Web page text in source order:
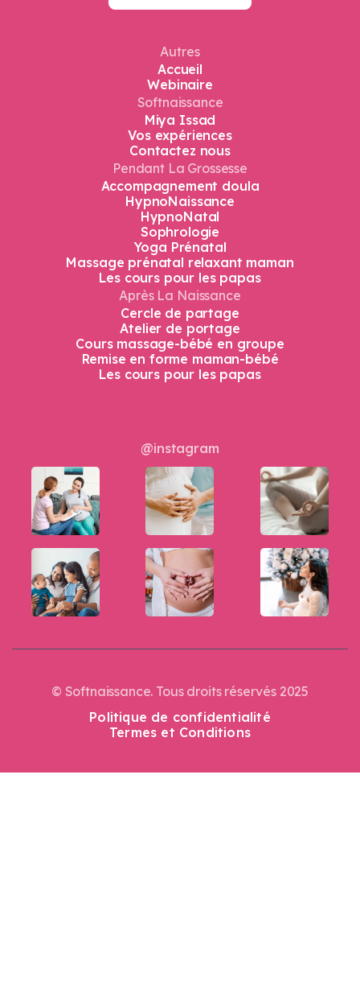
Autres
Accueil
Webinaire
Softnaissance
Miya Issad
Vos expériences​
Contactez nous
Pendant La Grossesse
Accompagnement doula
HypnoNaissance
HypnoNatal
Sophrologie
Yoga Prénatal
Massage prénatal relaxant maman
Les cours pour les papas
Après La Naissance
Cercle de partage
Atelier de portage
Cours massage-bébé en groupe
Remise en forme maman-bébé
Les cours pour les papas
@instagram
© Softnaissance. Tous droits réservés 2025
Politique de confidentialité
Termes et Conditions